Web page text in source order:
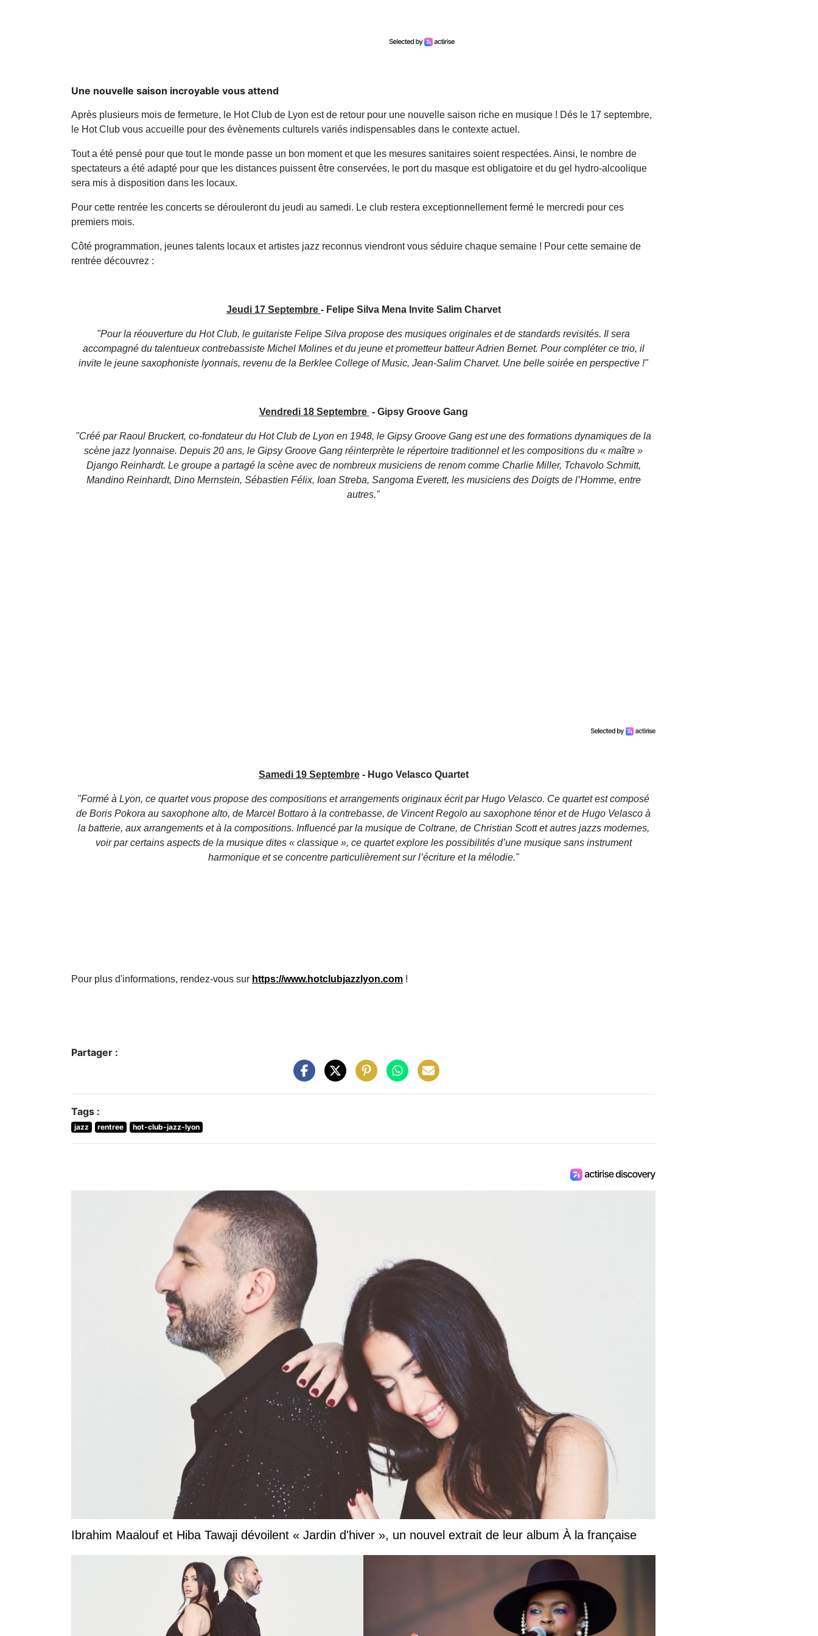
Une nouvelle saison incroyable vous attend
Après plusieurs mois de fermeture, le Hot Club de Lyon est de retour pour une nouvelle saison riche en musique ! Dés le 17 septembre,
le Hot Club vous accueille pour des évènements culturels variés indispensables dans le contexte actuel.
Tout a été pensé pour que tout le monde passe un bon moment et que les mesures sanitaires soient respectées. Ainsi, le nombre de
spectateurs a été adapté pour que les distances puissent être conservées, le port du masque est obligatoire et du gel hydro-alcoolique
sera mis à disposition dans les locaux.
Pour cette rentrée les concerts se dérouleront du jeudi au samedi. Le club restera exceptionnellement fermé le mercredi pour ces
premiers mois.
Côté programmation, jeunes talents locaux et artistes jazz reconnus viendront vous séduire chaque semaine ! Pour cette semaine de
rentrée découvrez :
Jeudi 17 Septembre - Felipe Silva Mena Invite Salim Charvet
"Pour la réouverture du Hot Club, le guitariste Felipe Silva propose des musiques originales et de standards revisités. Il sera
accompagné du talentueux contrebassiste Michel Molines et du jeune et prometteur batteur Adrien Bernet. Pour compléter ce trio, il
invite le jeune saxophoniste lyonnais, revenu de la Berklee College of Music, Jean-Salim Charvet. Une belle soirée en perspective !"
Vendredi 18 Septembre - Gipsy Groove Gang
"Créé par Raoul Bruckert, co-fondateur du Hot Club de Lyon en 1948, le Gipsy Groove Gang est une des formations dynamiques de la
scène jazz lyonnaise. Depuis 20 ans, le Gipsy Groove Gang réinterprète le répertoire traditionnel et les compositions du « maître »
Django Reinhardt. Le groupe a partagé la scène avec de nombreux musiciens de renom comme Charlie Miller, Tchavolo Schmitt,
Mandino Reinhardt, Dino Mernstein, Sébastien Félix, Ioan Streba, Sangoma Everett, les musiciens des Doigts de l’Homme, entre
autres."
Samedi 19 Septembre- Hugo Velasco Quartet
"Formé à Lyon, ce quartet vous propose des compositions et arrangements originaux écrit par Hugo Velasco. Ce quartet est composé
de Boris Pokora au saxophone alto, de Marcel Bottaro à la contrebasse, de Vincent Regolo au saxophone ténor et de Hugo Velasco à
la batterie, aux arrangements et à la compositions. Influencé par la musique de Coltrane, de Christian Scott et autres jazzs modernes,
voir par certains aspects de la musique dites « classique », ce quartet explore les possibilités d’une musique sans instrument
harmonique et se concentre particulièrement sur l’écriture et la mélodie."
Pour plus d'informations, rendez-vous sur https://www.hotclubjazzlyon.com !
Partager :
Tags :
jazz rentree hot-club-jazz-lyon
Ibrahim Maalouf et Hiba Tawaji dévoilent « Jardin d'hiver », un nouvel extrait de leur album À la française